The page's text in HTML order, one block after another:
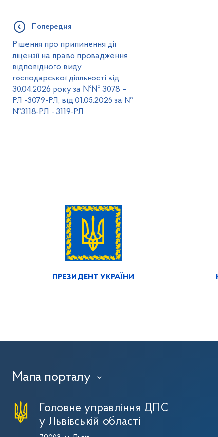
Попередня
Рішення про припинення дії
ліцензії на право провадження
відповідного виду
господарської діяльності від
30.04.2026 року за №№ 3078 –
РЛ -3079-РЛ, від 01.05.2026 за №
№3118-РЛ - 3119-РЛ
ПРЕЗИДЕНТ УКРАЇНИ
Мапа порталу ›
Головне управління ДПС
у Львівській області